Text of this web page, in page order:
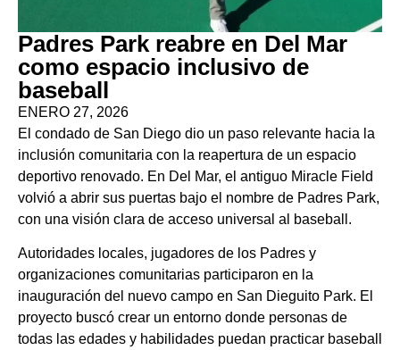
Padres Park reabre en Del Mar
como espacio inclusivo de
baseball
ENERO 27, 2026
El condado de San Diego dio un paso relevante hacia la
inclusión comunitaria con la reapertura de un espacio
deportivo renovado. En Del Mar, el antiguo Miracle Field
volvió a abrir sus puertas bajo el nombre de Padres Park,
con una visión clara de acceso universal al baseball.
Autoridades locales, jugadores de los Padres y
organizaciones comunitarias participaron en la
inauguración del nuevo campo en San Dieguito Park. El
proyecto buscó crear un entorno donde personas de
todas las edades y habilidades puedan practicar baseball